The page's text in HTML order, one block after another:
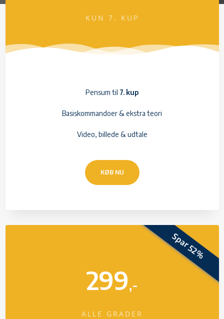
KUN 7. KUP
Pensum til 7. kup
Basiskommandoer & ekstra teori
Video, billede & udtale
KØB NU
Spar 52%
299,-
ALLE GRADER